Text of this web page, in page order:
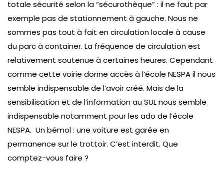
totale sécurité selon la “sécurothèque” : il ne faut par
exemple pas de stationnement à gauche. Nous ne
sommes pas tout à fait en circulation locale à cause
du parc à container. La fréquence de circulation est
relativement soutenue à certaines heures. Cependant
comme cette voirie donne accès à l’école NESPA il nous
semble indispensable de l’avoir créé. Mais de la
sensibilisation et de l’information au SUL nous semble
indispensable notamment pour les ado de l’école
NESPA. Un bémol : une voiture est garée en
permanence sur le trottoir. C’est interdit. Que
comptez-vous faire ?